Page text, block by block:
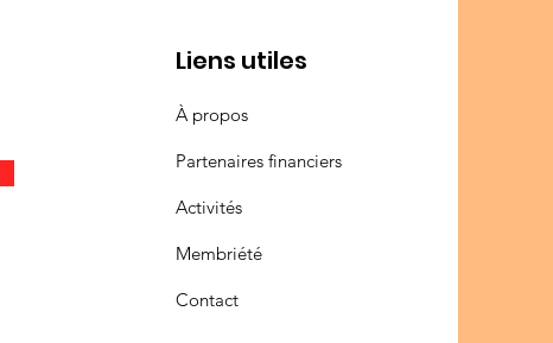
Liens utiles
À propos
Partenaires financiers
Activités
Membriété
Contact